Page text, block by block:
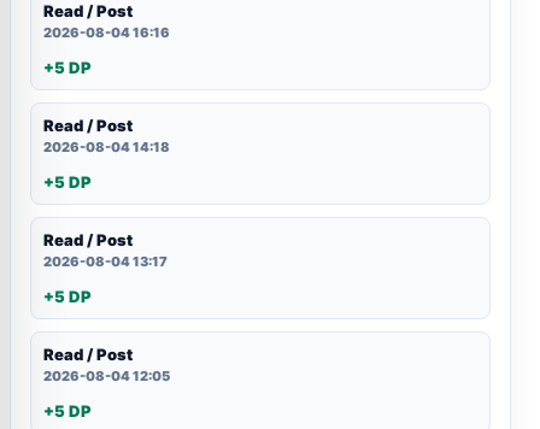
Read / Post
2026-08-04 16:16
+5 DP
Read / Post
2026-08-04 14:18
+5 DP
Read / Post
2026-08-04 13:17
+5 DP
Read / Post
2026-08-04 12:05
+5 DP